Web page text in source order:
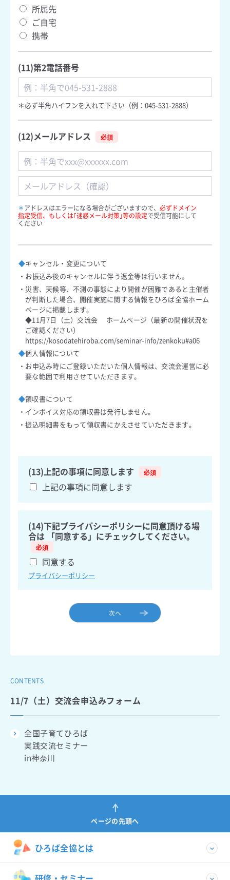
所属先
ご自宅
携帯
(11)第2電話番号
＊必ず半角ハイフンを入れて下さい（例：045-531-2888）
(12)メールアドレス
メ
ア
ド
レ
ス
メ
ー
ル
ア
ス
確
＊アドレスはエラーになる場合がございますので、 必ずドメイン
指定受信、もしくは｢迷惑メール対策｣等の設定で受信可能にして
ください
◆キャンセル・変更について
・お振込み後のキャンセルに伴う返金等は行いません。
・災害、天候等、不測の事態により開催が困難であると主催者
が判断した場合、開催実施に関する情報をひろば全協ホーム
ページに掲載します。
◆11月7日（土）交流会 ホームページ（最新の開催状況を
ご確認ください）
https://kosodatehiroba.com/seminar-info/zenkoku#a06
◆個人情報について
・お申込み時にご登録いただいた個人情報は、交流会運営に必
要な範囲で利用させていただきます。
◆領収書について
・インボイス対応の領収書は発行しません。
・振込明細書をもって領収書にかえさせていただきます。
(13)上記の事項に同意します
上記の事項に同意します
(14)下記プライバシーポリシーに同意頂ける場
合は 「同意する」にチェックしてください。
同意する
プライバシーポリシー
次ヘ
CONTENTS
11/7（土）交流会申込みフォーム
全国子育てひろば
実践交流セミナー
in神奈川
ページの先頭へ
ひろば全協とは